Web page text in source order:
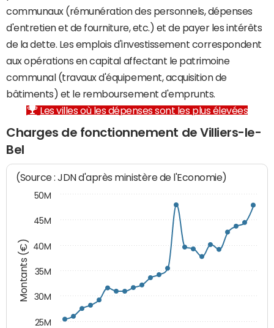
communaux (rémunération des personnels, dépenses
d'entretien et de fourniture, etc.) et de payer les intérêts
de la dette. Les emplois d'investissement correspondent
aux opérations en capital affectant le patrimoine
communal (travaux d'équipement, acquisition de
bâtiments) et le remboursement d'emprunts.
Les villes où les dépenses sont les plus élevées
Charges de fonctionnement de Villiers-le-
Bel
Montants (€)
(Source : JDN d'après ministère de l'Economie)
25M
30M
35M
40M
45M
50M